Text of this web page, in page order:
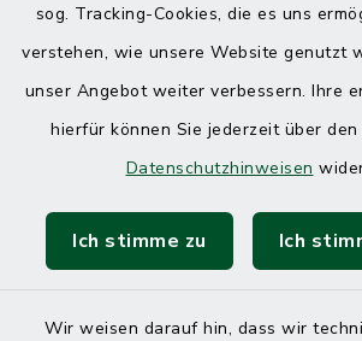
sog. Tracking-Cookies, die es uns
verstehen, wie unsere Website genutzt
unser Angebot weiter verbessern. Ihre
hierfür können Sie jederzeit über den
Datenschutzhinweisen
Ich stimme zu Ich
Wir weisen darauf hin, dass wir
Kontakt